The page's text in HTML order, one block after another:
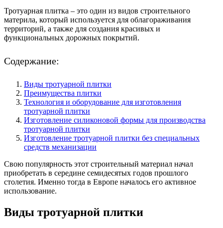
Тротуарная плитка – это один из видов строительного
материла, который используется для облагораживания
территорий, а также для создания красивых и
функциональных дорожных покрытий.
Содержание:
Виды тротуарной плитки
Преимущества плитки
Технология и оборудование для изготовления
тротуарной плитки
Изготовление силиконовой формы для производства
тротуарной плитки
Изготовление тротуарной плитки без специальных
средств механизации
Свою популярность этот строительный материал начал
приобретать в середине семидесятых годов прошлого
столетия. Именно тогда в Европе началось его активное
использование.
Виды тротуарной плитки